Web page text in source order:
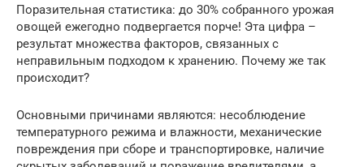
Поразительная статистика: до 30% собранного урожая
овощей ежегодно подвергается порче! Эта цифра –
результат множества факторов, связанных с
неправильным подходом к хранению. Почему же так
происходит?
Основными причинами являются: несоблюдение
температурного режима и влажности, механические
повреждения при сборе и транспортировке, наличие